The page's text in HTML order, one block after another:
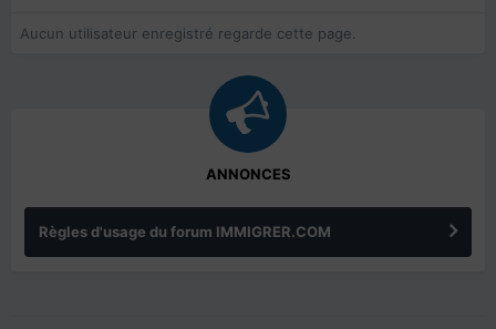
Aucun utilisateur enregistré regarde cette page.
ANNONCES
Règles d'usage du forum IMMIGRER.COM